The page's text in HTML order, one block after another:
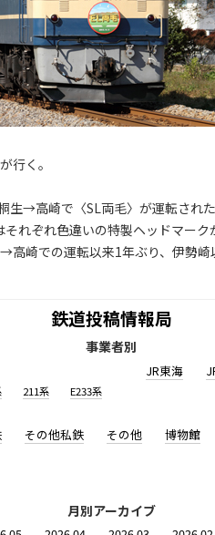
行く。
→高崎で〈SL両毛〉が運転され
れぞれ色違いの特製ヘッドマーク
崎での運転以来1年ぶり、伊勢崎
鉄道投稿情報局
事業者別
211系 E233系
JR東海
その他私鉄 その他 博物館
月別アーカイブ